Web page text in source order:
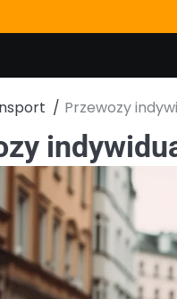
Przewozy